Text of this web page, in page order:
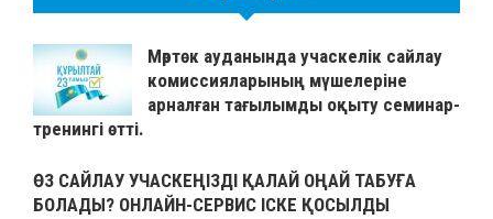
Мәртөк ауданында учаскелік сайлау
комиссияларының мүшелеріне
арналған тағылымды оқыту семинар-
тренингі өтті.
ӨЗ САЙЛАУ УЧАСКЕҢІЗДІ ҚАЛАЙ ОҢАЙ ТАБУҒА
БОЛАДЫ? ОНЛАЙН-СЕРВИС ІСКЕ ҚОСЫЛДЫ